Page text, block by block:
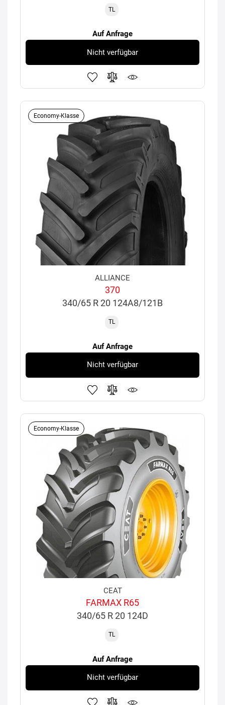
TL
Auf Anfrage
Nicht verfügbar
Economy-Klasse
ALLIANCE
370
340/65 R 20 124A8/121B
TL
Auf Anfrage
Nicht verfügbar
Economy-Klasse
CEAT
FARMAX R65
340/65 R 20 124D
TL
Auf Anfrage
Nicht verfügbar